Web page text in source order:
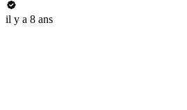
il y a 8 ans